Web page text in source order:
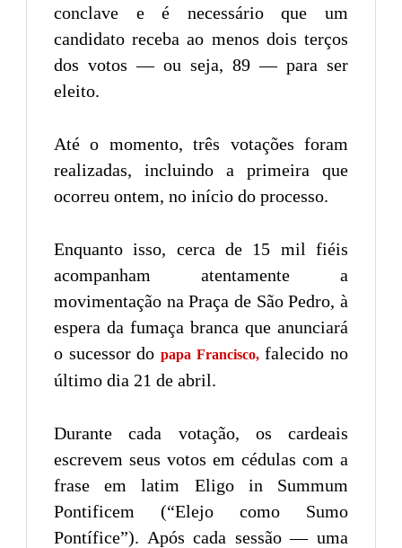
conclave e é necessário que um
candidato receba ao menos dois terços
dos votos — ou seja, 89 — para ser
eleito.
Até o momento, três votações foram
realizadas, incluindo a primeira que
ocorreu ontem, no início do processo.
Enquanto isso, cerca de 15 mil fiéis
acompanham atentamente a
movimentação na Praça de São Pedro, à
espera da fumaça branca que anunciará
o sucessor do papa Francisco,falecido no
último dia 21 de abril.
Durante cada votação, os cardeais
escrevem seus votos em cédulas com a
frase em latim Eligo in Summum
Pontificem (“Elejo como Sumo
Pontífice”). Após cada sessão — uma